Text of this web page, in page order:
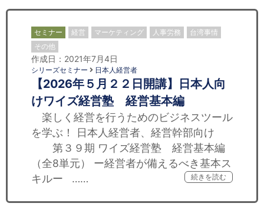
セミナー 経営 マーケティング 人事労務
台湾事情
その他
作成日：2021年7月4日
シリーズセミナー 日本人経営者
【2026年５月２２日開講】日本人向
けワイズ経営塾 経営基本編
楽しく経営を行うためのビジネスツール
を学ぶ！ 日本人経営者、経営幹部向け
第３９期 ワイズ経営塾 経営基本編
（全8単元） ー経営者が備えるべき基本ス
キルー ……
続きを読む